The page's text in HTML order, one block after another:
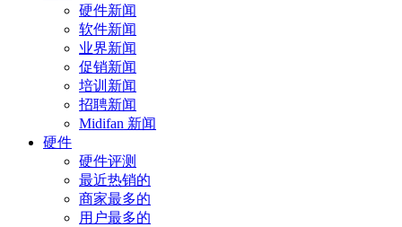
硬件新闻
软件新闻
业界新闻
促销新闻
培训新闻
招聘新闻
Midifan 新闻
硬件
硬件评测
最近热销的
商家最多的
用户最多的